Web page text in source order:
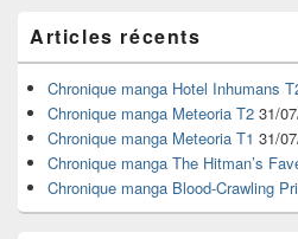
principale
de
widget
pour
barre
latérale
Articles récents
Chronique manga Hotel Inhumans
Chronique manga Meteoria T2 31/
Chronique manga Meteoria T1 31/
Chronique manga The Hitman’s
Chronique manga Blood-Crawling